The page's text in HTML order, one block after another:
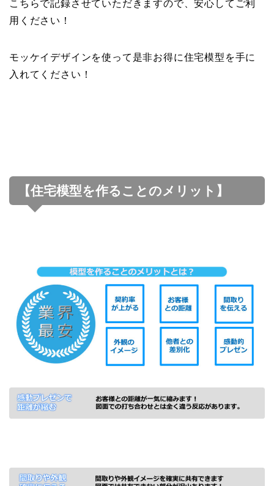
こちらで記録させていただきますので、安心してご利
用ください！
モッケイデザインを使って是非お得に住宅模型を手に
入れてください！
【住宅模型を作ることのメリット】